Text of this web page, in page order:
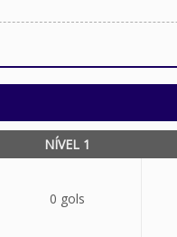
NÍVEL 1
0 gols